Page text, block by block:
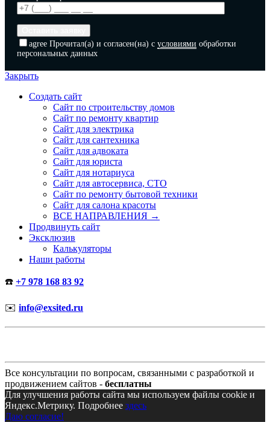
agree Прочитал(а) и согласен(на) с условиями обработки
персональных данных
Закрыть
Создать сайт
Сайт по строительству домов
Сайт по ремонту квартир
Сайт для электрика
Сайт для сантехника
Сайт для адвоката
Сайт для юриста
Сайт для нотариуса
Сайт для автосервиса, СТО
Сайт по ремонту бытовой техники
Сайт для салона красоты
ВСЕ НАПРАВЛЕНИЯ →
Продвинуть сайт
Эксклюзив
Калькуляторы
Наши работы
☎️ +7 978 168 83 92
✉️ info@exsited.ru
Все консультации по вопросам, связанными с разработкой и
продвижением сайтов - бесплатны
Для улучшения работы сайта мы используем файлы cookie и
Яндекс.Метрику. Подробнее здесь
Даю согласие!